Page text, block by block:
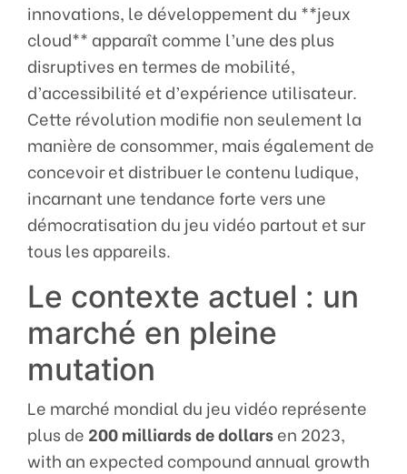
innovations, le développement du **jeux
cloud** apparaît comme l’une des plus
disruptives en termes de mobilité,
d’accessibilité et d’expérience utilisateur.
Cette révolution modifie non seulement la
manière de consommer, mais également de
concevoir et distribuer le contenu ludique,
incarnant une tendance forte vers une
démocratisation du jeu vidéo partout et sur
tous les appareils.
Le contexte actuel : un
marché en pleine
mutation
Le marché mondial du jeu vidéo représente
plus de 200 milliards de dollarsen 2023,
with an expected compound annual growth